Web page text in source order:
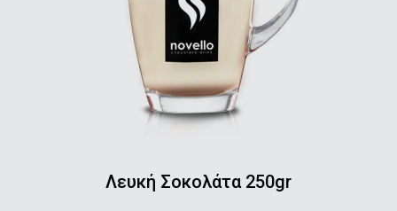
Λευκή Σοκολάτα 250gr